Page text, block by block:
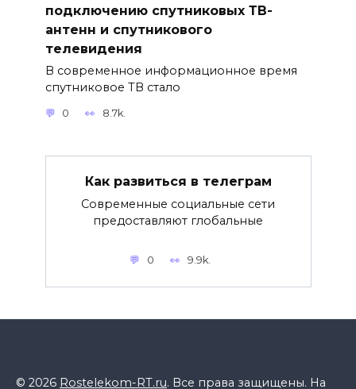
подключению спутниковых ТВ-
антенн и спутникового
телевидения
В современное информационное время
спутниковое ТВ стало
0 8.7k.
Как развиться в телеграм
Современные социальные сети
предоставляют глобальные
0 9.9k.
© 2026 Rostelekom-RT.ru. Все права защищены. На